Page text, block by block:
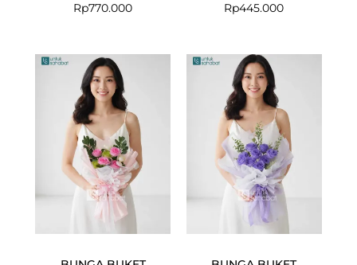
Rp770.000
Rp445.000